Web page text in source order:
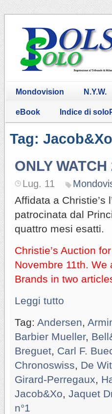
Mondovision N.Y.W.
eBook Indice di
Tag: Jacob&Xo
ONLY WATCH
Lug. 11
Affidata a Christie’s
patrocinata dal
quattro mesi esatti.
Christie’s Auction
Novembre 11th.
Brands in two
Leggi tutto
Tag: Andersen
Barbier Mueller,
Breguet Carl F.
Chronoswiss
De
Girard-Perregaux
Jacob&Xo Jaquet
n°1